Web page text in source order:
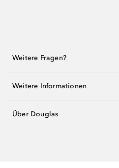
Weitere Fragen?
Weitere Informationen
Über Douglas